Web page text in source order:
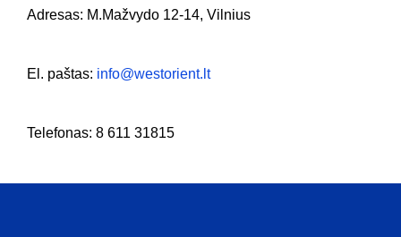
Adresas: M.Mažvydo 12-14, Vilnius
El. paštas: info@westorient.lt
Telefonas: 8 611 31815